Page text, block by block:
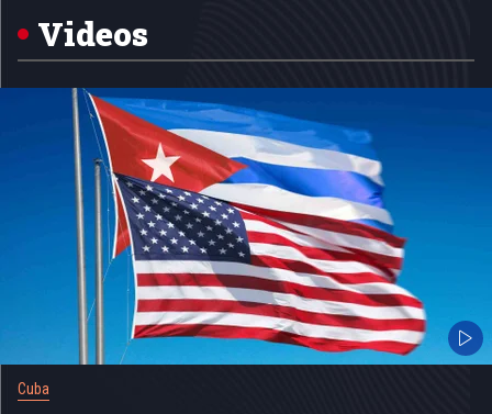
Videos
Cuba